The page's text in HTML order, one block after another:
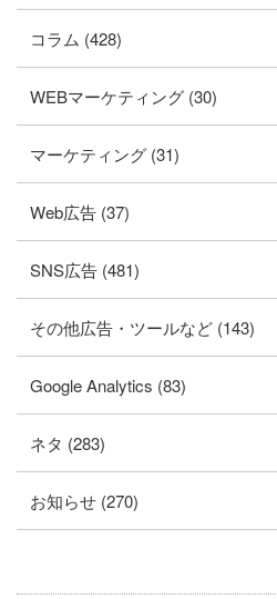
コラム (428)
WEBマーケティング (30)
マーケティング (31)
Web広告 (37)
SNS広告 (481)
その他広告・ツールなど (143)
Google Analytics (83)
ネタ (283)
お知らせ (270)